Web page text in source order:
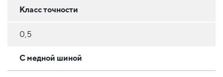
Класс точности
0,5
С медной шиной